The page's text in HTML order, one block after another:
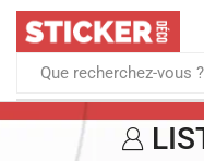
Que recherchez-vous ?